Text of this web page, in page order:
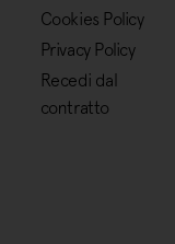
Cookies Policy
Privacy Policy
Recedi dal
contratto